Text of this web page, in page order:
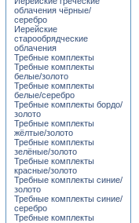
облачения чёрные/
серебро
Иерейские
старообрядческие
облачения
Требные комплекты
Требные комплекты
белые/золото
Требные комплекты
белые/серебро
Требные комплекты бордо/
золото
Требные комплекты
жёлтые/золото
Требные комплекты
зелёные/золото
Требные комплекты
красные/золото
Требные комплекты синие/
золото
Требные комплекты синие/
серебро
Требные комплекты